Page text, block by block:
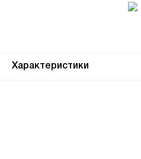
Характеристики